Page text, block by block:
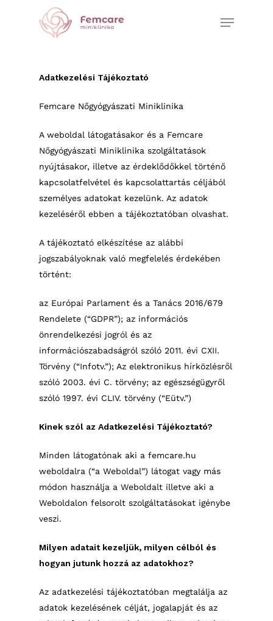
Menu
Adatkezelési Tájékoztató
Femcare Nőgyógyászati Miniklinika
A weboldal látogatásakor és a Femcare
Nőgyógyászati Miniklinika szolgáltatások
nyújtásakor, illetve az érdeklődőkkel történő
kapcsolatfelvétel és kapcsolattartás céljából
személyes adatokat kezelünk. Az adatok
kezeléséről ebben a tájékoztatóban olvashat.
A tájékoztató elkészítése az alábbi
jogszabályoknak való megfelelés érdekében
történt:
az Európai Parlament és a Tanács 2016/679
Rendelete (“GDPR”); az információs
önrendelkezési jogról és az
információszabadságról szóló 2011. évi CXII.
Törvény (“Infotv.”); Az elektronikus hírközlésről
szóló 2003. évi C. törvény; az egészségügyről
szóló 1997. évi CLIV. törvény (“Eütv.”)
Kinek szól az Adatkezelési Tájékoztató?
Minden látogatónak aki a femcare.hu
weboldalra (“a Weboldal”) látogat vagy más
módon használja a Weboldalt illetve aki a
Weboldalon felsorolt szolgáltatásokat igénybe
veszi.
Milyen adatait kezeljük, milyen célból és
hogyan jutunk hozzá az adatokhoz?
Az adatkezelési tájékoztatóban megtalálja az
adatok kezelésének célját, jogalapját és az